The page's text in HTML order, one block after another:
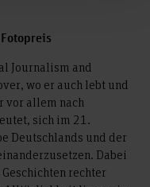
Journalism and
wo er auch lebt und
vor allem nach
sich im 21.
Deutschlands und der
Dabei
rechter